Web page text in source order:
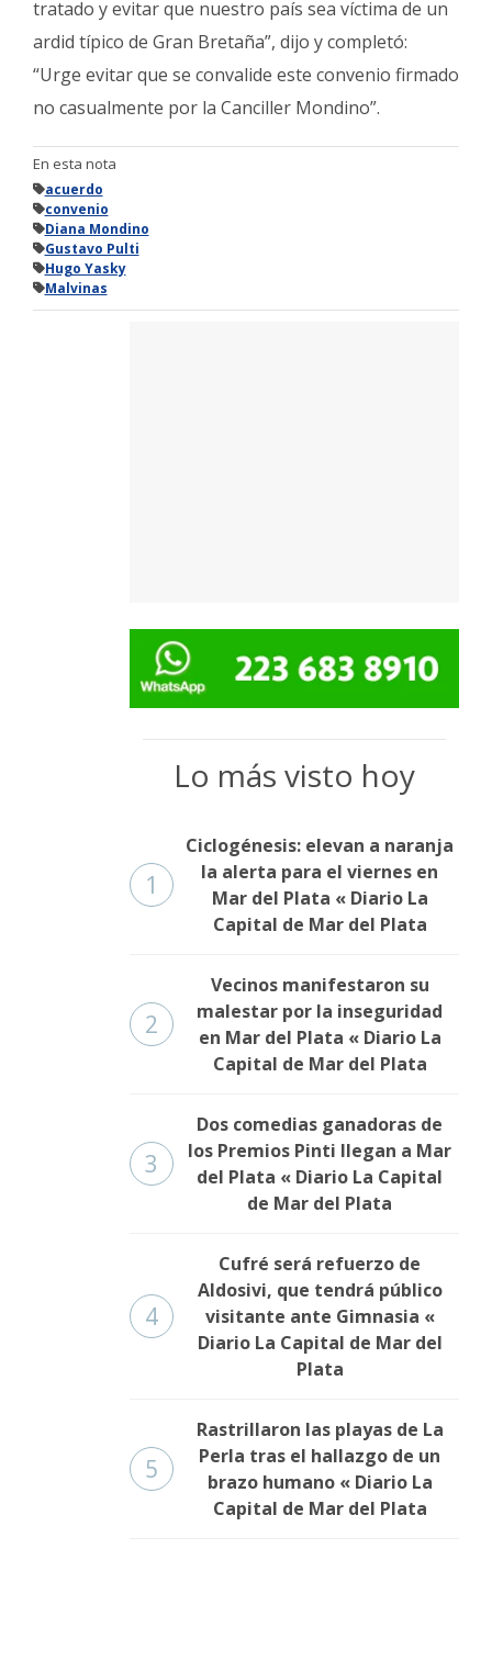
tratado y evitar que nuestro país sea víctima de un
ardid típico de Gran Bretaña”, dijo y completó:
“Urge evitar que se convalide este convenio firmado
no casualmente por la Canciller Mondino”.
En esta nota
acuerdo
convenio
Diana Mondino
Gustavo Pulti
Hugo Yasky
Malvinas
Lo más visto hoy
1
Ciclogénesis: elevan a naranja
la alerta para el viernes en
Mar del Plata « Diario La
Capital de Mar del Plata
2
Vecinos manifestaron su
malestar por la inseguridad
en Mar del Plata « Diario La
Capital de Mar del Plata
3
Dos comedias ganadoras de
los Premios Pinti llegan a Mar
del Plata « Diario La Capital
de Mar del Plata
4
Cufré será refuerzo de
Aldosivi, que tendrá público
visitante ante Gimnasia «
Diario La Capital de Mar del
Plata
5
Rastrillaron las playas de La
Perla tras el hallazgo de un
brazo humano « Diario La
Capital de Mar del Plata